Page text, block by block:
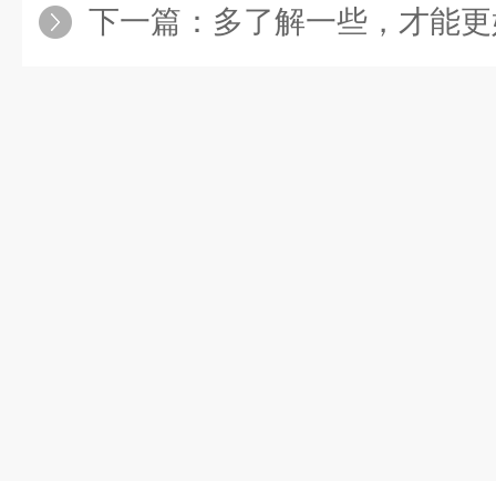
下一篇： 多了解一些，才能更